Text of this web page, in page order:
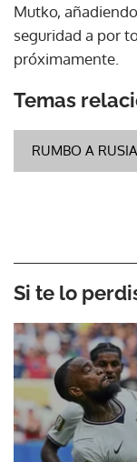
Mutko,
seguridad a por
próximamente.
Temas
RUMBO A
Si te lo